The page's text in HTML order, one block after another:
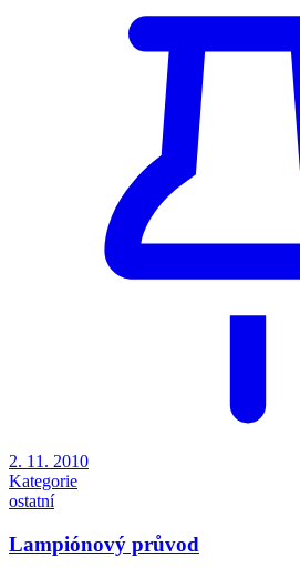
2. 11. 2010
Kategorie
ostatní
Lampiónový průvod